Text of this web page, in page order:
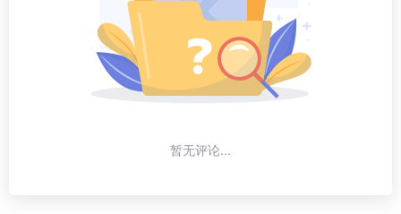
暂无评论...